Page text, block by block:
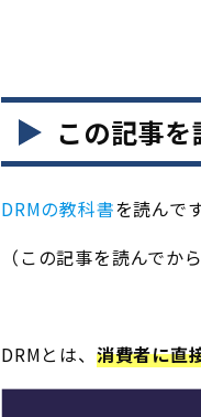
この記事
DRMの教科書を読んで
（この記事を読んでか
DRMとは、 消費者に直